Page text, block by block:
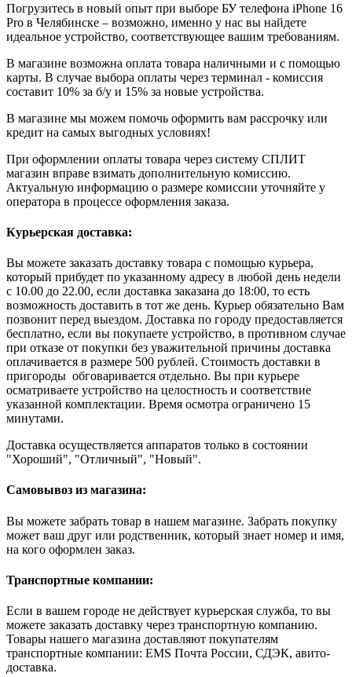
Погрузитесь в новый опыт при выборе БУ телефона iPhone 16
Pro в Челябинске – возможно, именно у нас вы найдете
идеальное устройство, соответствующее вашим требованиям.
В магазине возможна оплата товара наличными и с помощью
карты. В случае выбора оплаты через терминал - комиссия
составит 10% за б/у и 15% за новые устройства.
В магазине мы можем помочь оформить вам рассрочку или
кредит на самых выгодных условиях!
При оформлении оплаты товара через систему СПЛИТ
магазин вправе взимать дополнительную комиссию.
Актуальную информацию о размере комиссии уточняйте у
оператора в процессе оформления заказа.
Курьерская доставка:
Вы можете заказать доставку товара с помощью курьера,
который прибудет по указанному адресу в любой день недели
с 10.00 до 22.00, если доставка заказана до 18:00, то есть
возможность доставить в тот же день. Курьер обязательно Вам
позвонит перед выездом. Доставка по городу предоставляется
бесплатно, если вы покупаете устройство, в противном случае
при отказе от покупки без уважительной причины доставка
оплачивается в размере 500 рублей. Стоимость доставки в
пригороды обговаривается отдельно. Вы при курьере
осматриваете устройство на целостность и соответствие
указанной комплектации. Время осмотра ограничено 15
минутами.
Доставка осуществляется аппаратов только в состоянии
"Хороший", "Отличный", "Новый".
Самовывоз из магазина:
Вы можете забрать товар в нашем магазине. Забрать покупку
может ваш друг или родственник, который знает номер и имя,
на кого оформлен заказ.
Транспортные компании:
Если в вашем городе не действует курьерская служба, то вы
можете заказать доставку через транспортную компанию.
Товары нашего магазина доставляют покупателям
транспортные компании: EMS Почта России, СДЭК, авито-
доставка.